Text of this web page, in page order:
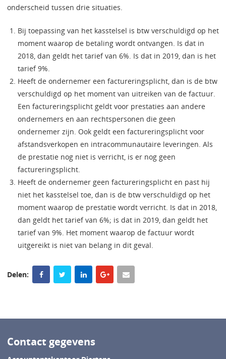
onderscheid tussen drie situaties.
Bij toepassing van het kasstelsel is btw verschuldigd op het
moment waarop de betaling wordt ontvangen. Is dat in
2018, dan geldt het tarief van 6%. Is dat in 2019, dan is het
tarief 9%.
Heeft de ondernemer een factureringsplicht, dan is de btw
verschuldigd op het moment van uitreiken van de factuur.
Een factureringsplicht geldt voor prestaties aan andere
ondernemers en aan rechtspersonen die geen
ondernemer zijn. Ook geldt een factureringsplicht voor
afstandsverkopen en intracommunautaire leveringen. Als
de prestatie nog niet is verricht, is er nog geen
factureringsplicht.
Heeft de ondernemer geen factureringsplicht en past hij
niet het kasstelsel toe, dan is de btw verschuldigd op het
moment waarop de prestatie wordt verricht. Is dat in 2018,
dan geldt het tarief van 6%; is dat in 2019, dan geldt het
tarief van 9%. Het moment waarop de factuur wordt
uitgereikt is niet van belang in dit geval.
Delen:
Contact gegevens